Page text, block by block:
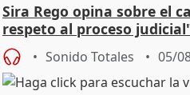
Sira Rego opina sobre el
respeto al proceso
Sonido Totales 05/